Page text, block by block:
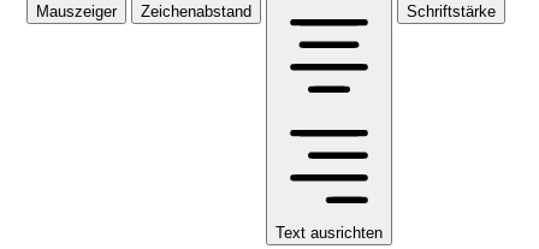
Mauszeiger Zeichenabstand
Text ausrichten
Schriftstärke